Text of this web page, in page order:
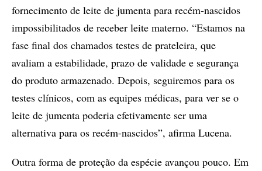
fornecimento de leite de jumenta para recém-nascidos
impossibilitados de receber leite materno. “Estamos na
fase final dos chamados testes de prateleira, que
avaliam a estabilidade, prazo de validade e segurança
do produto armazenado. Depois, seguiremos para os
testes clínicos, com as equipes médicas, para ver se o
leite de jumenta poderia efetivamente ser uma
alternativa para os recém-nascidos”, afirma Lucena.
Outra forma de proteção da espécie avançou pouco. Em